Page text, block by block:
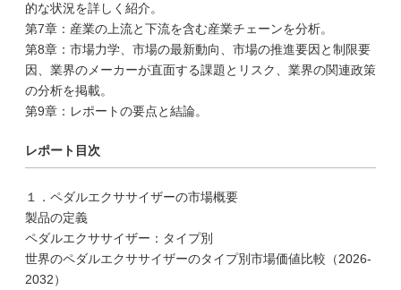
的な状況を詳しく紹介。
第7章：産業の上流と下流を含む産業チェーンを分析。
第8章：市場力学、市場の最新動向、市場の推進要因と制限要
因、業界のメーカーが直面する課題とリスク、業界の関連政策
の分析を掲載。
第9章：レポートの要点と結論。
レポート目次
１．ペダルエクササイザーの市場概要
製品の定義
ペダルエクササイザー：タイプ別
世界のペダルエクササイザーのタイプ別市場価値比較（2026-
2032）